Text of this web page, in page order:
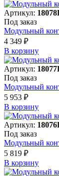
Артикул:
Под заказ
Модульный
4 349 ₽
В корзинy
Артикул:
Под заказ
Модульный
5 953 ₽
В корзинy
Артикул:
Под заказ
Модульный
5 819 ₽
В корзинy